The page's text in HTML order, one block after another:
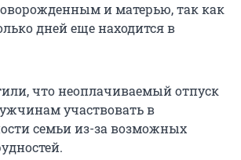
и матерью, так как
дней еще находится в
что неоплачиваемый отпуск
участвовать в
семьи из-за возможных